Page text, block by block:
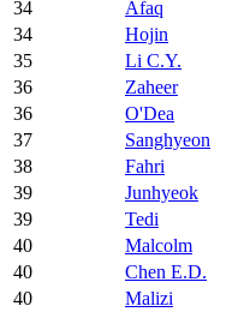
34 Afaq
34
Hojin
35
Li C.Y.
36
Zaheer
36
O'Dea
37
Sanghyeon
38
Fahri
39
Junhyeok
39
Tedi
40
Malcolm
40
Chen E.D.
40
Malizi